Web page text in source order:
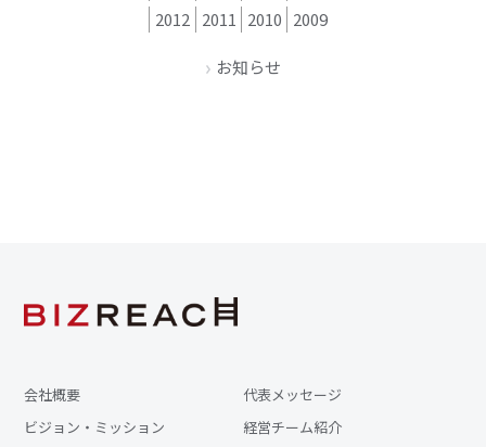
2012
2011 2010 2009
お知らせ
会社概要
代表メッセージ
ビジョン・ミッション
経営チーム紹介